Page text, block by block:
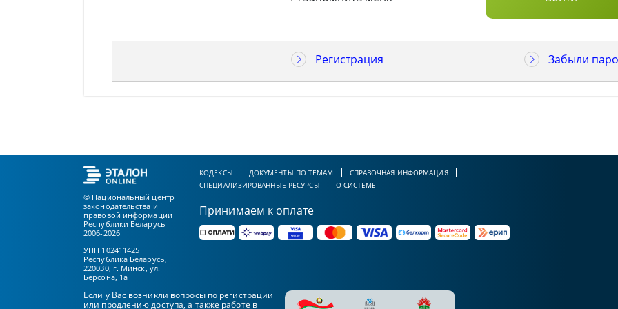
Регистрация Забыли
© Национальный центр
законодательства и
правовой информации
Республики Беларусь
2006-2026
УНП 102411425
Республика Беларусь,
220030, г. Минск, ул.
Берсона, 1а
КОДЕКСЫ ДОКУМЕНТЫ ПО ТЕМАМ
СПРАВОЧНАЯ ИНФОРМАЦИЯ
СПЕЦИАЛИЗИРОВАННЫЕ РЕСУРСЫ
О СИСТЕМЕ
Принимаем к оплате
Если у Вас возникли вопросы по регистрации
или продлению доступа, а также работе в